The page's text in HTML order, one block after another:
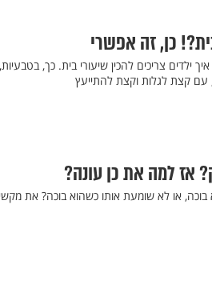
כן, זה אפשרי
ילדים צריכים להכין שיעורי בית. כך,
עם קצת לגלות וקצת להתייעץ
אז למה את כן עונה?
או לא שומעת אותו כשהוא בוכה? את